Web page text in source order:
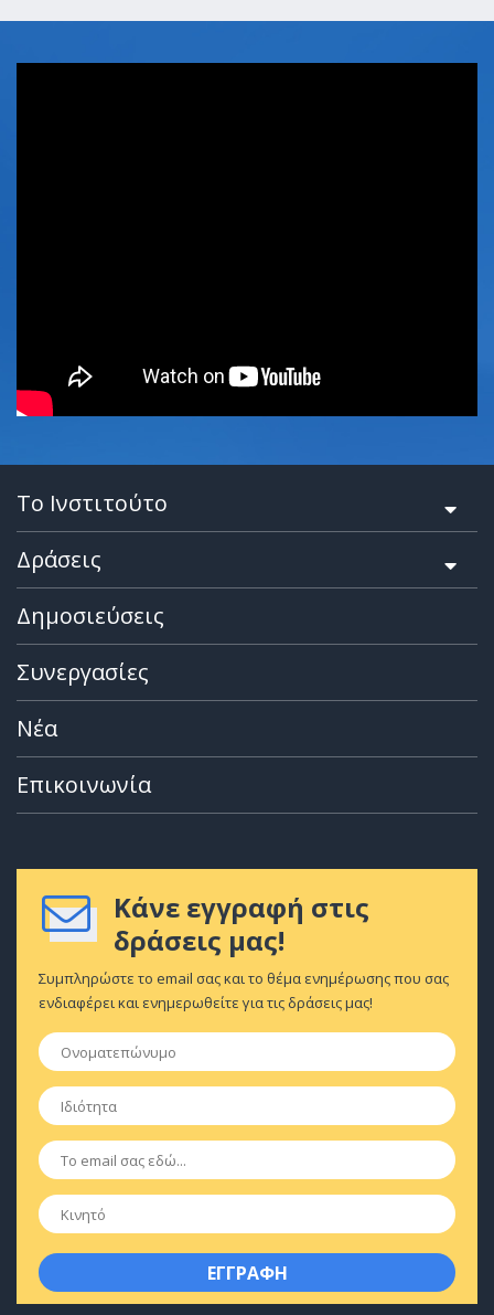
Το Ινστιτούτο
Δράσεις
Δημοσιεύσεις
Συνεργασίες
Νέα
Επικοινωνία
Κάνε εγγραφή στις
δράσεις μας!
Συμπληρώστε το email σας και το θέμα ενημέρωσης που σας
ενδιαφέρει και ενημερωθείτε για τις δράσεις μας!
Ονοματεπώνυμο
Ιδιότητα
Email
Κινητό